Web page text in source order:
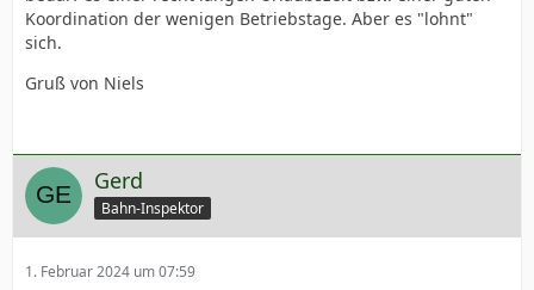
Koordination der wenigen Betriebstage. Aber es "lohnt"
sich.
Gruß von Niels
Gerd
Bahn-Inspektor
1. Februar 2024 um 07:59